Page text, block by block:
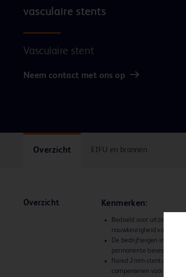
Vasculaire stent
Neem contact met ons op
Overzicht EIFU en bronnen
Overzicht Kenmerken:
Bedoeld voor
nauwkeurigheid van
De bedrijfseigen
permanente bevestiging
flared 2mm-
compenseren voor taps